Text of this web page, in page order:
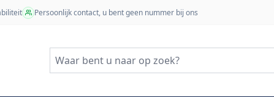
Persoonlijk contact, u bent geen nummer bij ons